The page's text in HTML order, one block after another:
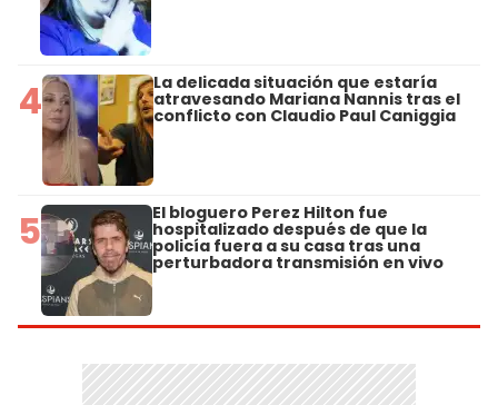
4 La delicada situación que estaría
atravesando Mariana Nannis tras el
conflicto con Claudio Paul Caniggia
5 El bloguero Perez Hilton fue
hospitalizado después de que la
policía fuera a su casa tras una
perturbadora transmisión en vivo